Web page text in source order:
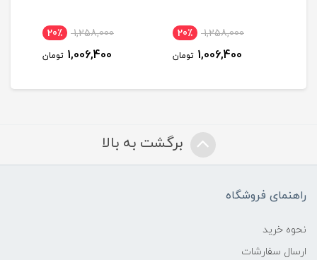
1,258,000 20٪
1,006,400 تومان
1,258,000 20٪
1,006,400 تومان
برگشت به بالا
راهنمای فروشگاه
نحوه خرید
ارسال سفارشات